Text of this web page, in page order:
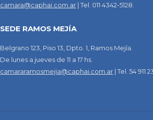
camara@caphai.com.ar| Tel. 011 4342-5128.
SEDE RAMOS MEJÍA
Belgrano 123, Piso 13, Dpto. 1, Ramos Mejía.
De lunes a jueves de 11 a 17 hs.
camararamosmejia@caphai.com.ar| Tel. 54 911